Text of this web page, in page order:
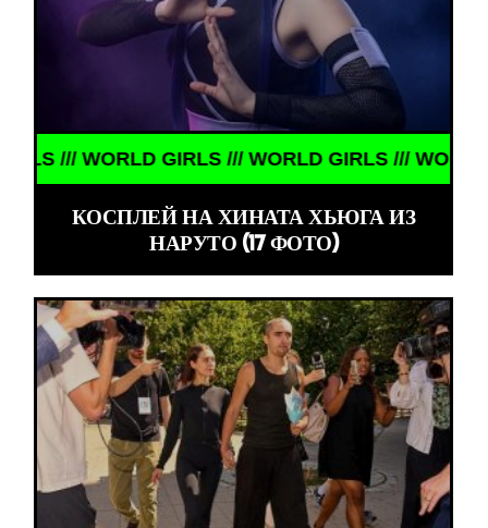
/// WORLD GIRLS /// WORLD GIRLS /// WORLD
КОСПЛЕЙ НА ХИНАТА ХЬЮГА ИЗ
НАРУТО (17 ФОТО)